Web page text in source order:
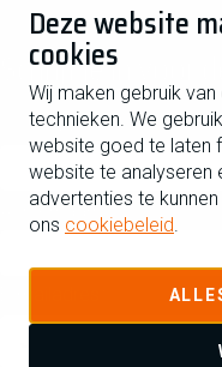
Deze website
cookies
Wij maken gebruik
technieken. We
website goed te laten
website te analyseren
advertenties te
ons cookiebeleid.
Schrijf je in voor
Voornaam
Achternaam